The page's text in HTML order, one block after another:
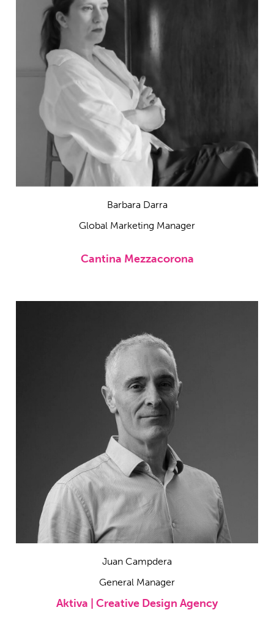
Barbara Darra
Global Marketing Manager
Cantina Mezzacorona
Juan Campdera
General Manager
Aktiva | Creative Design Agency